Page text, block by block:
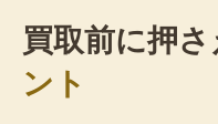
買取前に押
ント